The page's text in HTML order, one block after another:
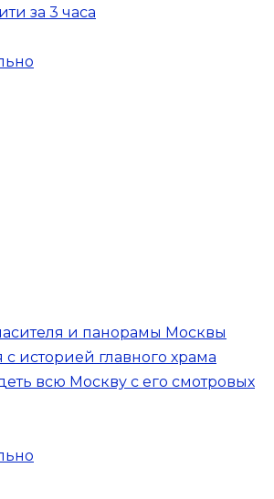
за 3 часа
и панорамы Москвы
историей главного храма
всю Москву с его смотровых